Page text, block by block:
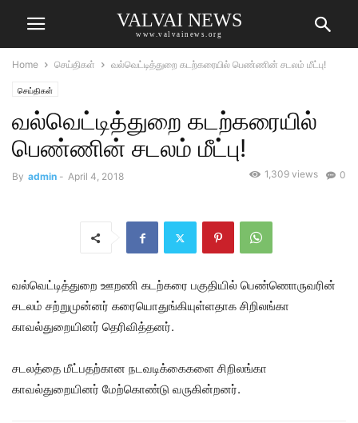
VALVAI NEWS
www.valvainews.org
Home செய்திகள் வல்வெட்டித்துறை கடற்கரையில் பெண்ணின் சடலம் மீட்பு!
செய்திகள்
வல்வெட்டித்துறை கடற்கரையில்
பெண்ணின் சடலம் மீட்பு!
By admin - April 4, 2018 0
1,309 views
வல்வெட்டித்துறை ஊறணி கடற்கரை பகுதியில் பெண்ணொருவரின்
சடலம் சற்றுமுன்னர் கரையொதுங்கியுள்ளதாக சிறிலங்கா
காவல்துறையினர் தெரிவித்தனர்.
சடலத்தை மீட்பதற்கான நடவடிக்கைகளை சிறிலங்கா
காவல்துறையினர் மேற்கொண்டு வருகின்றனர்.